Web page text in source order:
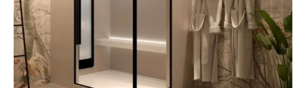
Complete badkamers: comfort,
stijl en gemak in één geheel